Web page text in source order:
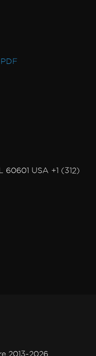
USA +1 (312)
2013-2026